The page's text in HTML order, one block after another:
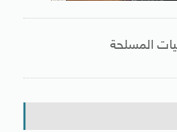
المسلحة